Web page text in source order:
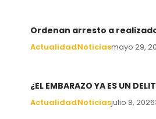
Ordenan arresto a
ActualidadNoticiasmayo 29,
¿EL EMBARAZO YA ES UN
ActualidadNoticiasjulio 8, 2026